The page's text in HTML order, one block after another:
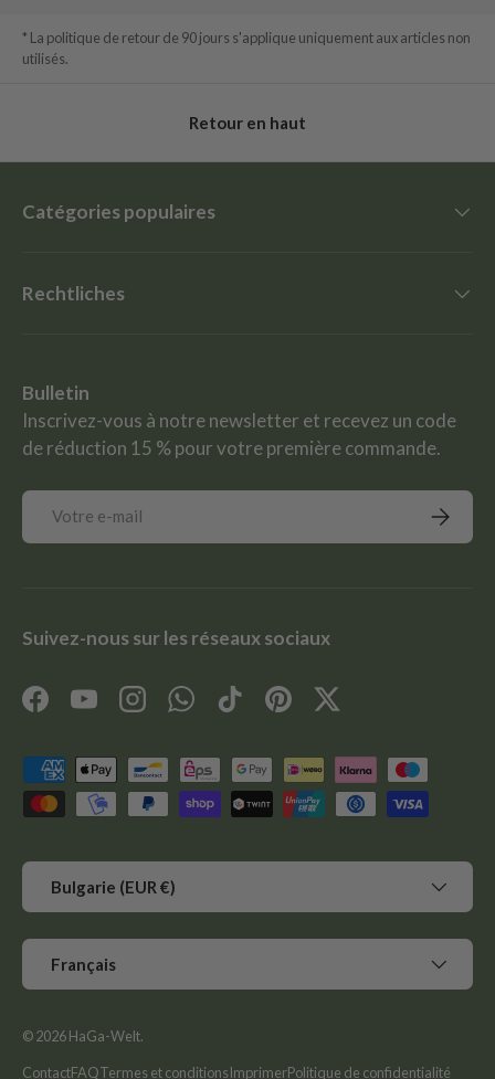
* La politique de retour de 90 jours s'applique uniquement aux articles non
utilisés.
Retour en haut
Catégories populaires
Rechtliches
Bulletin
Inscrivez-vous à notre newsletter et recevez un code
de réduction 15 % pour votre première commande.
E-mail S’inscrire
Suivez-nous sur les réseaux sociaux
FacebookYouTubeInstagramWhatsApp
TikTokPinterestTwitter
Moyens de paiement acceptés
Pays
Bulgarie (EUR €)
Langue
Français
© 2026HaGa-Welt.
ContactFAQTermes et conditionsImprimerPolitique de confidentialité